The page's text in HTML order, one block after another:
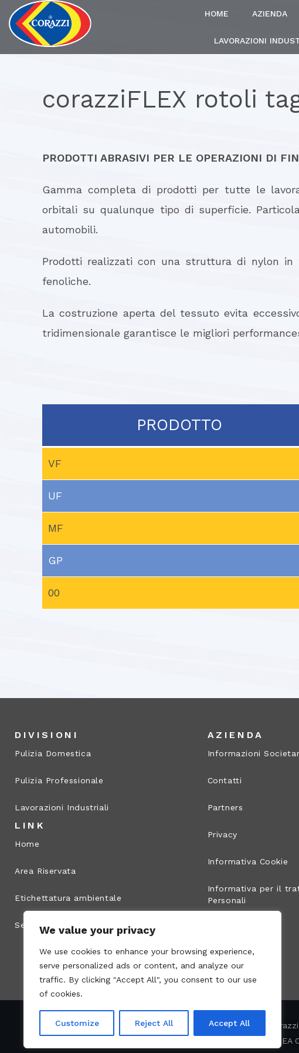
We value your privacy
We use cookies to enhance your browsing experience,
serve personalized ads or content, and analyze our
traffic. By clicking "Accept All", you consent to our use
of cookies.
Customize Reject All Accept All
HOME AZIENDA
LAVORAZIONI
corazziFLEX rotoli
PRODOTTI ABRASIVI PER LE OPERAZIONI DI
Gamma completa di prodotti per tutte le
orbitali su qualunque tipo di superficie.
automobili.
Prodotti realizzati con una struttura di nylon
fenoliche.
La costruzione aperta del tessuto evita
tridimensionale garantisce le migliori
PRODOTTO
VF
UF
MF
GP
00
DIVISIONI
Pulizia Domestica
Pulizia Professionale
Lavorazioni Industriali
LINK
Home
Area Riservata
Etichettatura ambientale
Segnalazione illeciti
AZIENDA
Informazioni
Contatti
Partners
Privacy
Informativa Cookie
Informativa per il
Personali
Mappa del sito
Partita IVA: 00836170191 – N°